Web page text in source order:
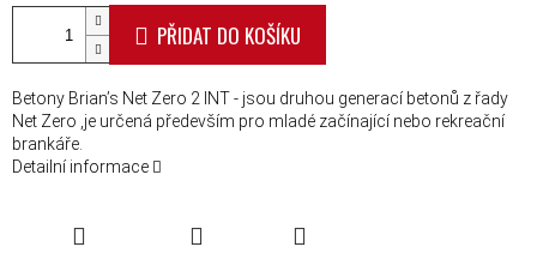
PŘIDAT DO KOŠÍKU
Betony Brian’s Net Zero 2 INT - jsou druhou generací betonů z řady
Net Zero ,je určená především pro mladé začínající nebo rekreační
brankáře.
Detailní informace